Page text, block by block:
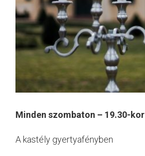
Minden szombaton – 19.30-kor
A kastély gyertyafényben